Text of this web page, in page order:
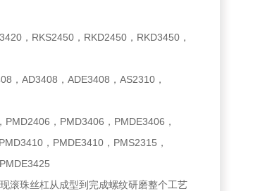
，RKS2450，RKD2450，RKD3450，
，AD3408，ADE3408，AS2310，
，PMD3406，PMDE3406，
，PMDE3410，PMS2315，
PMDE3425
滚珠丝杠从成型到完成螺纹研磨整个工艺